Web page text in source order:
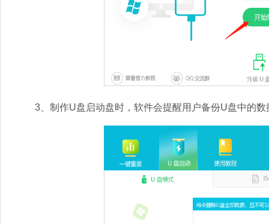
3、制作U盘启动盘时，软件会提醒用户备份U盘中的数